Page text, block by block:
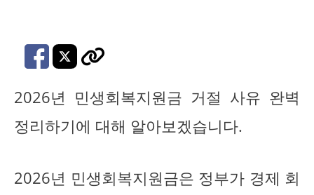
2026년 민생회복지원금 거절 사유 완벽
정리하기에 대해 알아보겠습니다.
2026년 민생회복지원금은 정부가 경제 회